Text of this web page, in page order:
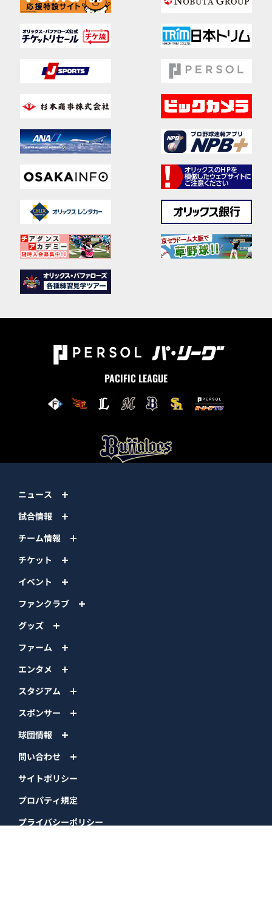
PACIFIC LEAGUE
ニュース
試合情報
チーム情報
チケット
イベント
ファンクラブ
グッズ
ファーム
エンタメ
スタジアム
スポンサー
球団情報
問い合わせ
サイトポリシー
プロパティ規定
プライバシーポリシー